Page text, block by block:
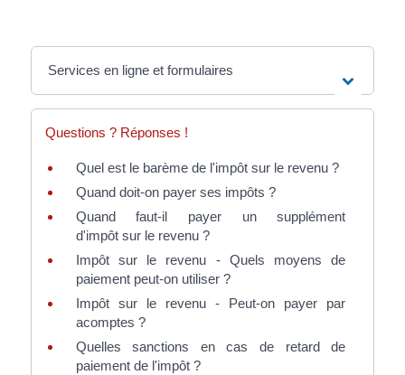
Services en ligne et formulaires
Questions ? Réponses !
Quel est le barème de l'impôt sur le revenu ?
Quand doit-on payer ses impôts ?
Quand faut-il payer un supplément
d'impôt sur le revenu ?
Impôt sur le revenu - Quels moyens de
paiement peut-on utiliser ?
Impôt sur le revenu - Peut-on payer par
acomptes ?
Quelles sanctions en cas de retard de
paiement de l'impôt ?